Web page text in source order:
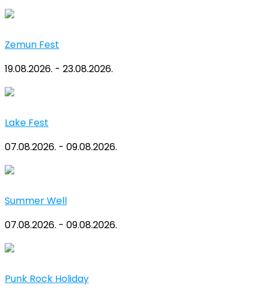
Zemun Fest
19.08.2026. - 23.08.2026.
Lake Fest
07.08.2026. - 09.08.2026.
Summer Well
07.08.2026. - 09.08.2026.
Punk Rock Holiday